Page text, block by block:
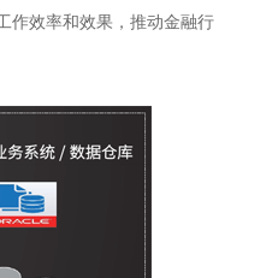
作效率和效果，推动金融行